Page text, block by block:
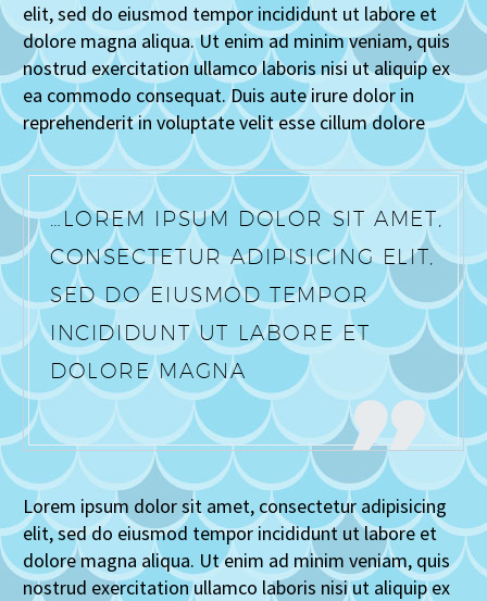
elit, sed do eiusmod tempor incididunt ut labore et
dolore magna aliqua. Ut enim ad minim veniam, quis
nostrud exercitation ullamco laboris nisi ut aliquip ex
ea commodo consequat. Duis aute irure dolor in
reprehenderit in voluptate velit esse cillum dolore
…LOREM IPSUM DOLOR SIT AMET,
CONSECTETUR ADIPISICING ELIT,
SED DO EIUSMOD TEMPOR
INCIDIDUNT UT LABORE ET
DOLORE MAGNA
Lorem ipsum dolor sit amet, consectetur adipisicing
elit, sed do eiusmod tempor incididunt ut labore et
dolore magna aliqua. Ut enim ad minim veniam, quis
nostrud exercitation ullamco laboris nisi ut aliquip ex